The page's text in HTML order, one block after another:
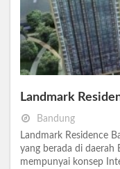
Landmark
Bandung
Landmark Residence
yang berada di daerah
mempunyai konsep